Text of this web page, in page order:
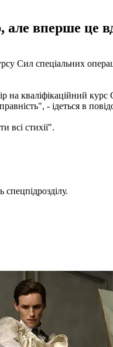
вперше це
Сил спеціальних
на кваліфікаційний
- ідеться в
всі стихії".
спецпідрозділу.